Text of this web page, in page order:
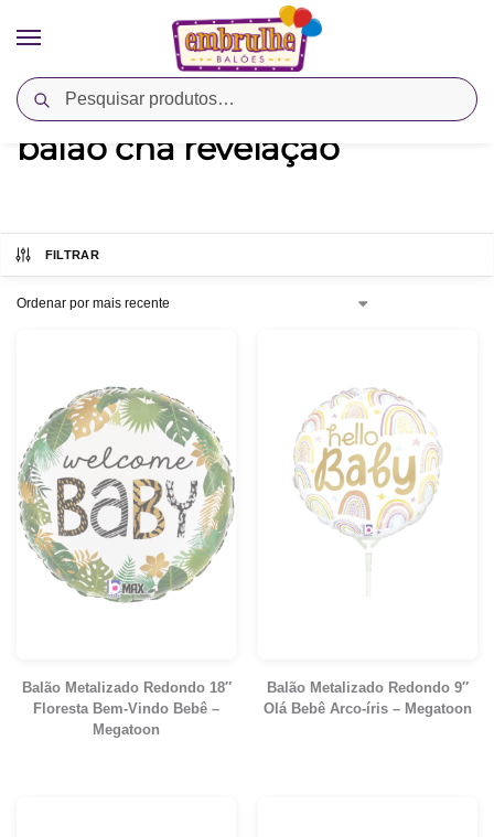
Pesquisar
Início Produtos marcados com a tag “balão chá revelação”
balão chá revelação
FILTRAR
Balão Metalizado Redondo 18″
Floresta Bem-Vindo Bebê –
Megatoon
Balão Metalizado Redondo 9″
Olá Bebê Arco-íris – Megatoon